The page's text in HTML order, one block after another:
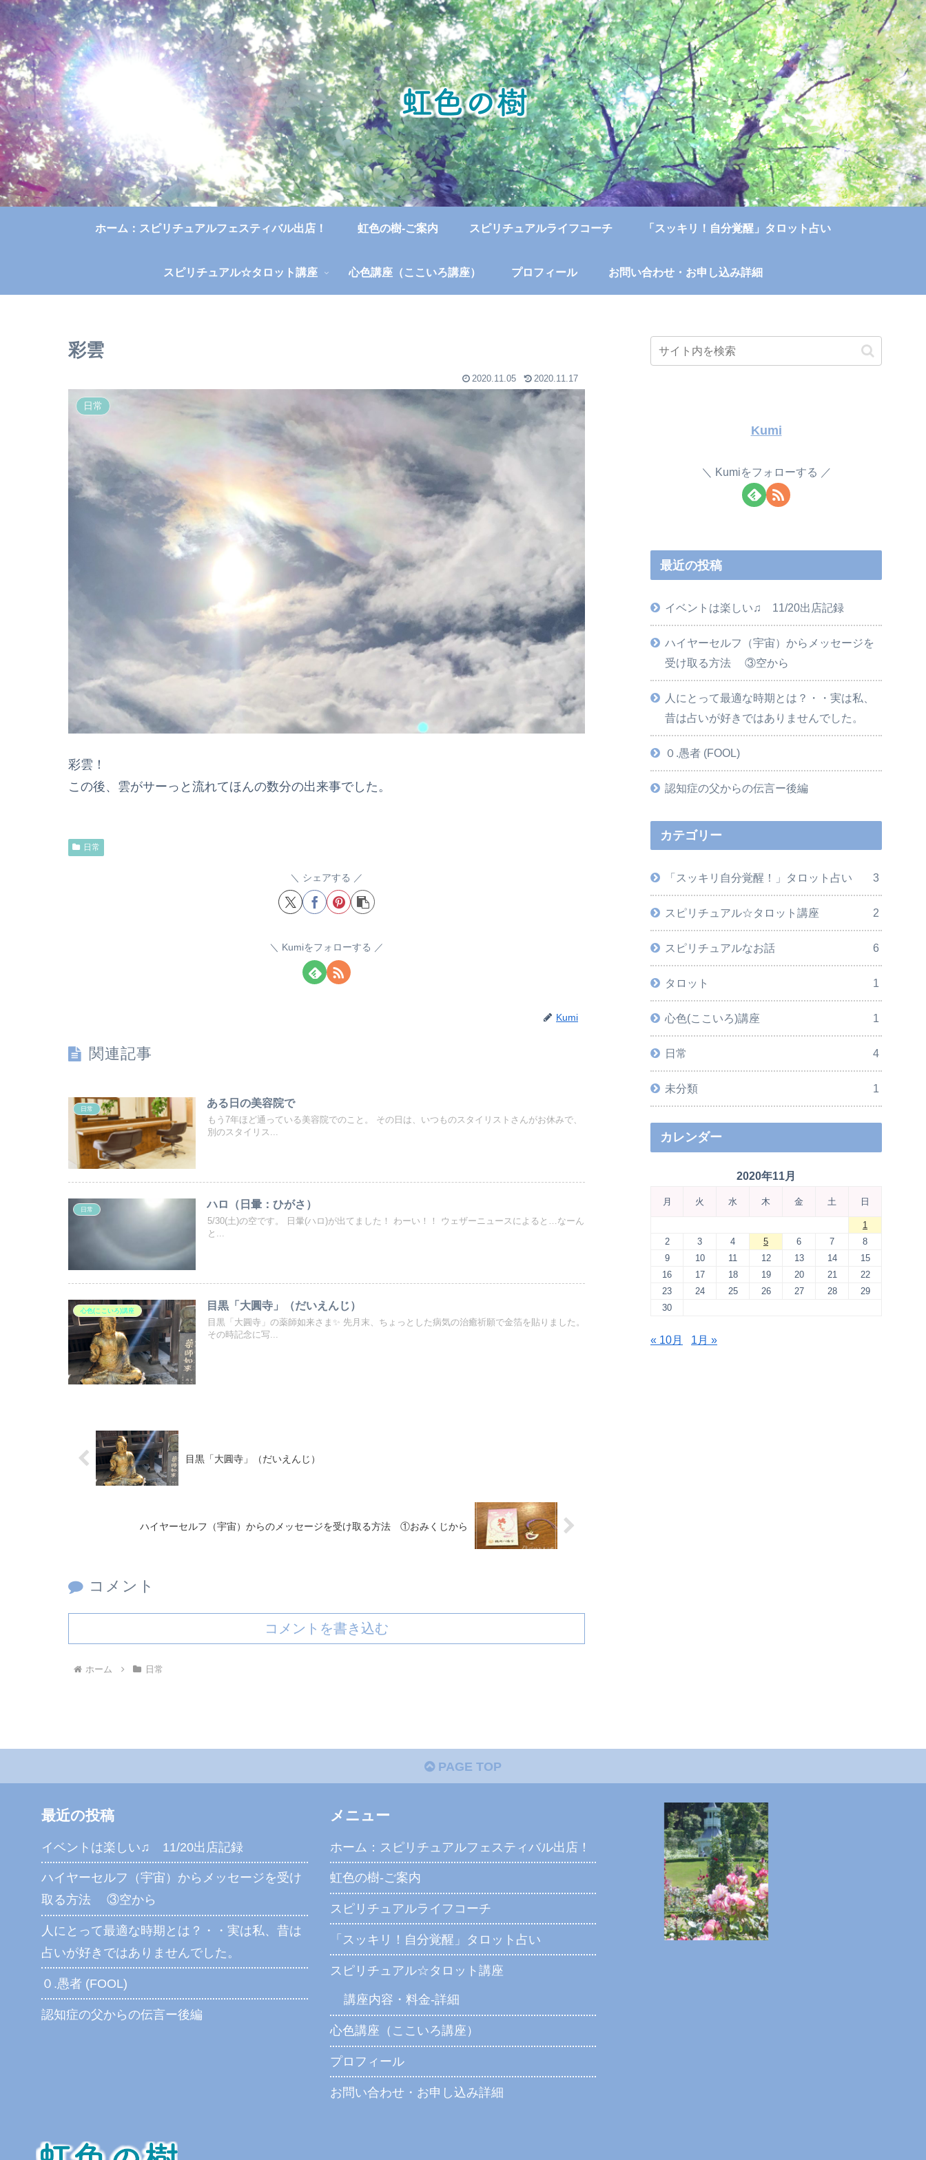
ホーム：スピリチュアルフェスティバル出店！ 虹色の樹-ご案内 スピリチュアルライフコーチ 「スッキリ！自分覚醒」タロット占い
スピリチュアル☆タロット講座 心色講座（ここいろ講座） プロフィール お問い合わせ・お申し込み詳細
彩雲
2020.11.05 2020.11.17
日常
彩雲！
この後、雲がサーっと流れてほんの数分の出来事でした。
日常
シェアする
Kumiをフォローする
Kumi
関連記事
日常 ある日の美容院で
もう7年ほど通っている美容院でのこと。 その日は、いつものスタイリストさんがお休みで、
別のスタイリス...
日常 ハロ（日暈：ひがさ）
5/30(土)の空です。 日暈(ハロ)が出てました！ わーい！！ ウェザーニュースによると…なーん
と...
心色(ここいろ)講座 目黒「大圓寺」（だいえんじ）
目黒「大圓寺」の薬師如来さま✨ 先月末、ちょっとした病気の治癒祈願で金箔を貼りました。
その時記念に写...
目黒「大圓寺」（だいえんじ）
ハイヤーセルフ（宇宙）からのメッセージを受け取る方法 ①おみくじから
コメント
コメントを書き込む
ホーム 日常
Kumi
Kumiをフォローする
最近の投稿
イベントは楽しい♫ 11/20出店記録
ハイヤーセルフ（宇宙）からメッセージを
受け取る方法 ③空から
人にとって最適な時期とは？・・実は私、
昔は占いが好きではありませんでした。
０.愚者 (FOOL)
認知症の父からの伝言ー後編
カテゴリー
「スッキリ自分覚醒！」タロット占い 3
スピリチュアル☆タロット講座 2
スピリチュアルなお話 6
タロット 1
心色(ここいろ)講座 1
日常 4
未分類 1
カレンダー
2020年11月
月 火 水 木 金 土 日
1
2
3 4 5 6 7
8
9
10 11 12 13 14
15
16
17 18 19 20 21
22
23
24 25 26 27 28
29
30
« 10月 1月 »
PAGE TOP
最近の投稿
イベントは楽しい♫ 11/20出店記録
ハイヤーセルフ（宇宙）からメッセージを受け
取る方法 ③空から
人にとって最適な時期とは？・・実は私、昔は
占いが好きではありませんでした。
０.愚者 (FOOL)
認知症の父からの伝言ー後編
メニュー
ホーム：スピリチュアルフェスティバル出店！
虹色の樹-ご案内
スピリチュアルライフコーチ
「スッキリ！自分覚醒」タロット占い
スピリチュアル☆タロット講座
講座内容・料金-詳細
心色講座（ここいろ講座）
プロフィール
お問い合わせ・お申し込み詳細